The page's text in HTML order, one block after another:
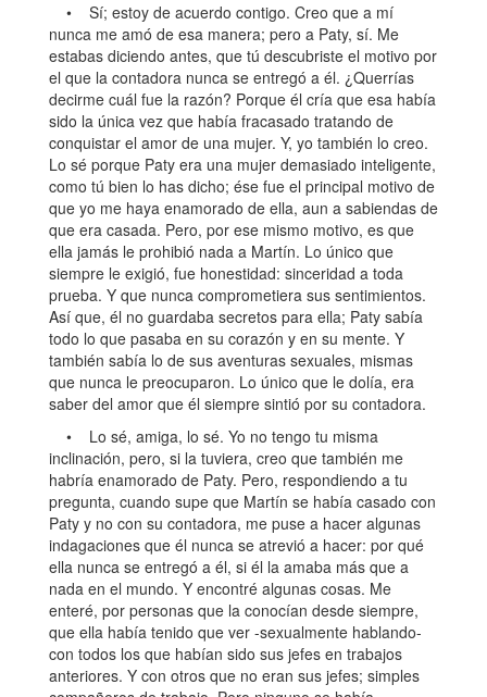
• Sí; estoy de acuerdo contigo. Creo que a mí
nunca me amó de esa manera; pero a Paty, sí. Me
estabas diciendo antes, que tú descubriste el motivo por
el que la contadora nunca se entregó a él. ¿Querrías
decirme cuál fue la razón? Porque él cría que esa había
sido la única vez que había fracasado tratando de
conquistar el amor de una mujer. Y, yo también lo creo.
Lo sé porque Paty era una mujer demasiado inteligente,
como tú bien lo has dicho; ése fue el principal motivo de
que yo me haya enamorado de ella, aun a sabiendas de
que era casada. Pero, por ese mismo motivo, es que
ella jamás le prohibió nada a Martín. Lo único que
siempre le exigió, fue honestidad: sinceridad a toda
prueba. Y que nunca comprometiera sus sentimientos.
Así que, él no guardaba secretos para ella; Paty sabía
todo lo que pasaba en su corazón y en su mente. Y
también sabía lo de sus aventuras sexuales, mismas
que nunca le preocuparon. Lo único que le dolía, era
saber del amor que él siempre sintió por su contadora.
• Lo sé, amiga, lo sé. Yo no tengo tu misma
inclinación, pero, si la tuviera, creo que también me
habría enamorado de Paty. Pero, respondiendo a tu
pregunta, cuando supe que Martín se había casado con
Paty y no con su contadora, me puse a hacer algunas
indagaciones que él nunca se atrevió a hacer: por qué
ella nunca se entregó a él, si él la amaba más que a
nada en el mundo. Y encontré algunas cosas. Me
enteré, por personas que la conocían desde siempre,
que ella había tenido que ver -sexualmente hablando-
con todos los que habían sido sus jefes en trabajos
anteriores. Y con otros que no eran sus jefes; simples